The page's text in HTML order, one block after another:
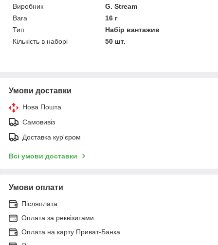
Виробник
G. Stream
Вага
16 г
Тип
Набір вантажив
Кількість в наборі
50 шт.
Умови доставки
Нова Пошта
Самовивіз
Доставка кур'єром
Всі умови доставки
Умови оплати
Післяплата
Оплата за реквізитами
Оплата на карту Приват-Банка